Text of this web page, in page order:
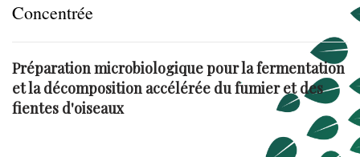
Concentrée
Préparation microbiologique pour la fermentation
et la décomposition accélérée du fumier et des
fientes d'oiseaux